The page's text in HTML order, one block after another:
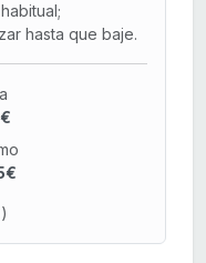
hasta que baje.